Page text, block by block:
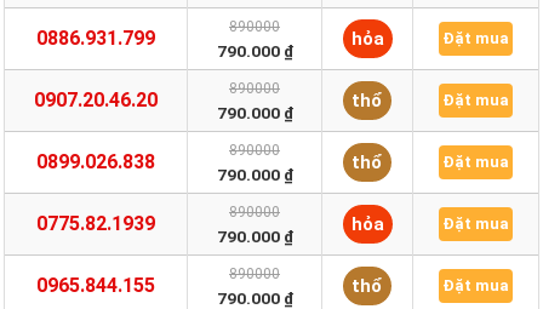
0886.931.799 890000
790.000 ₫
hỏa Đặt mua
0907.20.46.20 890000
790.000 ₫
thổ Đặt mua
0899.026.838 890000
790.000 ₫
thổ Đặt mua
0775.82.1939 890000
790.000 ₫
hỏa Đặt mua
0965.844.155 890000
790.000 ₫
thổ Đặt mua